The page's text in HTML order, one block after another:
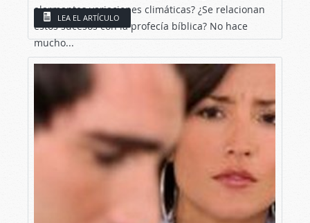
alarmantes variaciones climáticas? ¿Se relacionan
estos sucesos con la profecía bíblica? No hace
mucho...
LEA EL ARTÍCULO